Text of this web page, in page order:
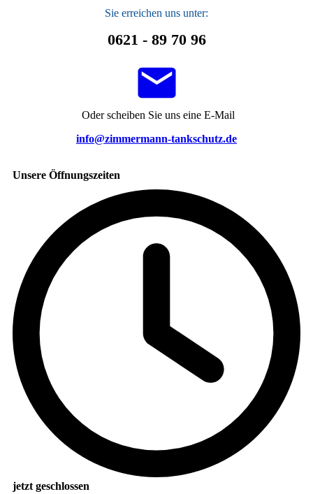
Sie erreichen uns unter:
0621 - 89 70 96
Oder scheiben Sie uns eine E-Mail
info@zimmermann-tankschutz.de
Unsere Öffnungszeiten
jetzt geschlossen